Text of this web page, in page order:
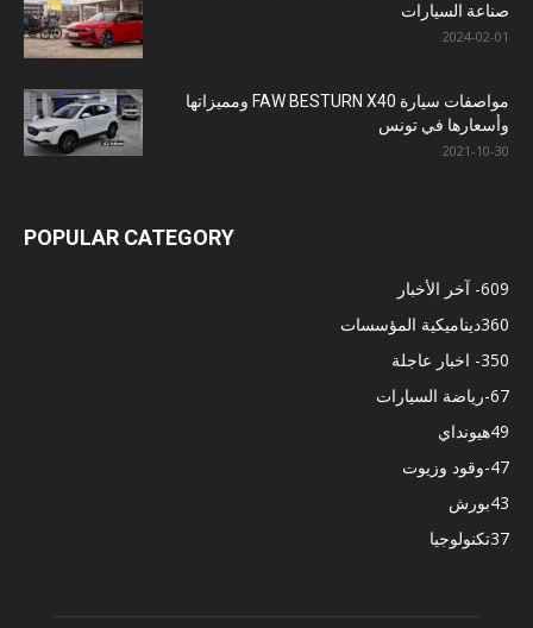
صناعة السيارات
2024-02-01
مواصفات سيارة FAW BESTURN X40 ومميزاتها
وأسعارها في تونس
2021-10-30
POPULAR CATEGORY
- آخر الأخبار609
ديناميكية المؤسسات360
- اخبار عاجلة350
-رياضة السيارات67
هيونداي49
-وقود وزيوت47
بورش43
تكنولوجيا37